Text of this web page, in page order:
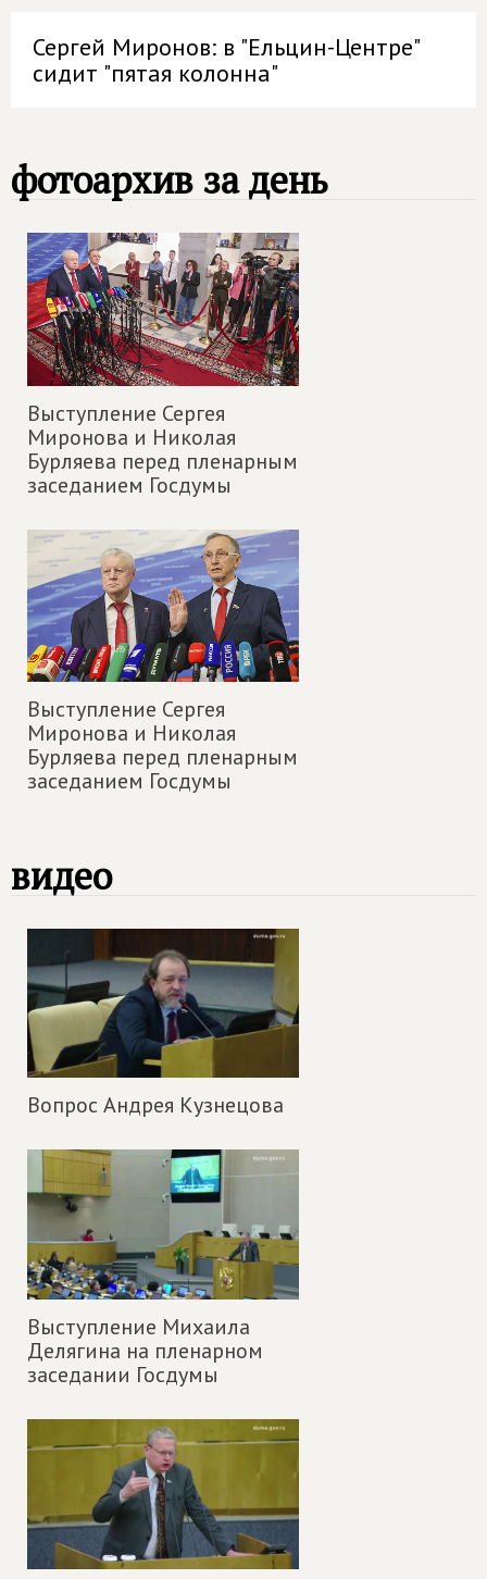
Сергей Миронов: в "Ельцин-Центре"
сидит "пятая колонна"
фотоархив за день
Выступление Сергея
Миронова и Николая
Бурляева перед пленарным
заседанием Госдумы
Выступление Сергея
Миронова и Николая
Бурляева перед пленарным
заседанием Госдумы
видео
Вопрос Андрея Кузнецова
Выступление Михаила
Делягина на пленарном
заседании Госдумы